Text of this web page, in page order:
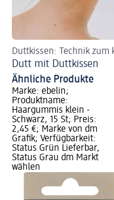
Duttkissen: Technik zum
Dutt mit Duttkissen
Ähnliche Produkte
Marke: ebelin;
Produktname:
Haargummis klein -
Schwarz, 15 St; Preis:
2,45 €; Marke von dm
Grafik; Verfügbarkeit:
Status Grün Lieferbar,
Status Grau dm Markt
wählen